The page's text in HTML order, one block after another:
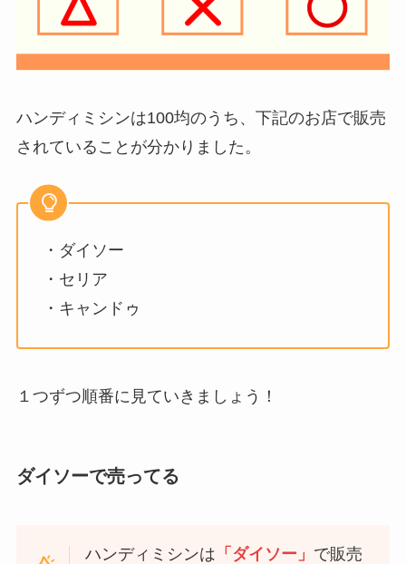
ハンディミシンは100均のうち、下記のお店で販売
されていることが分かりました。
・ダイソー
・セリア
・キャンドゥ
１つずつ順番に見ていきましょう！
ダイソーで売ってる
ハンディミシンは 「ダイソー」 で販売